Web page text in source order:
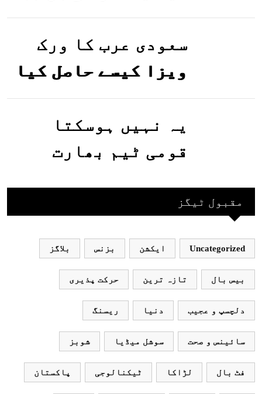
تصاویر وائرل ہو
گئیں
سعودی عرب کا ورک
ویزا کیسے حاصل کیا
جاسکتا ہے؟جانیے
یہ نہیں ہوسکتا
قومی ٹیم بھارت
بھارتی ٹیم پاکستانمقبول ٹیگز
Uncategorized ایکشن بزنس بلاگز
بیس بال تازہ ترین حرکت پذیری
دلچسپ و عجیب دنیا ریسنگ
سائینس و صحت سوشل میڈیا شوبز
فٹ بال لڑاکا ٹیکنالوجی پاکستان